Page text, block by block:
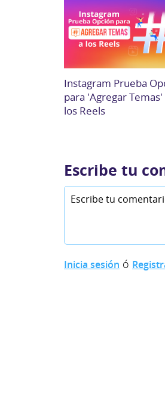
Instagram Prueba
para 'Agregar Temas'
los Reels
Escribe tu
Inicia sesión ó